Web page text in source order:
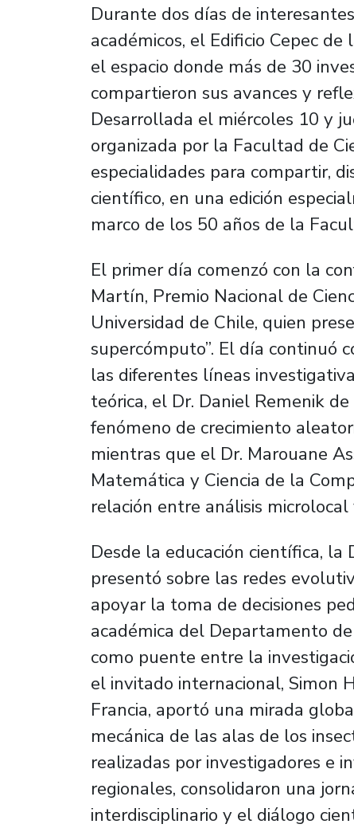
Durante dos días de
académicos, el Edificio Cepec
el espacio donde más de 30
compartieron sus avances y
Desarrollada el miércoles 10 y
organizada por la Facultad de
especialidades para compartir,
científico, en una edición
marco de los 50 años de la
El primer día comenzó con la
Martín, Premio Nacional de
Universidad de Chile, quien
supercómputo”. El día continuó
las diferentes líneas
teórica, el Dr. Daniel Remenik
fenómeno de crecimiento
mientras que el Dr. Marouane
Matemática y Ciencia de la
relación entre análisis
Desde la educación científica, la
presentó sobre las redes
apoyar la toma de decisiones
académica del Departamento
como puente entre la
el invitado internacional, Simon
Francia, aportó una mirada
mecánica de las alas de los
realizadas por investigadores e
regionales, consolidaron una
interdisciplinario y el diálogo